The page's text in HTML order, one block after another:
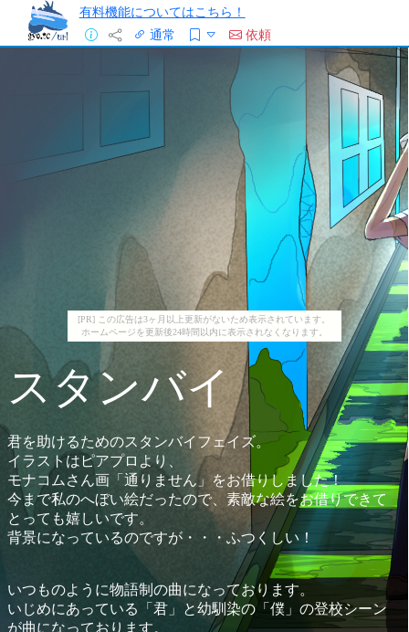
有料機能についてはこちら！
通常
依頼